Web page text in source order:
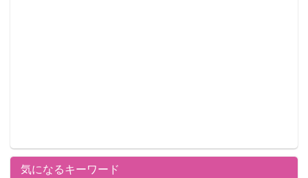
気になるキーワード